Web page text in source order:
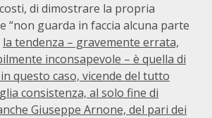
di dimostrare la propria
“non guarda in faccia alcuna parte
la tendenza – gravemente errata,
inconsapevole – è quella di
questo caso, vicende del tutto
consistenza, al solo fine di
Giuseppe Arnone, del pari dei